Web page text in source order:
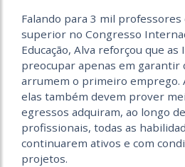
Falando para 3 mil
superior no Congresso
Educação, Alva reforçou que as
preocupar apenas em garantir
arrumem o primeiro emprego.
elas também devem prover
egressos adquiram, ao longo
profissionais, todas as
continuarem ativos e com
projetos.